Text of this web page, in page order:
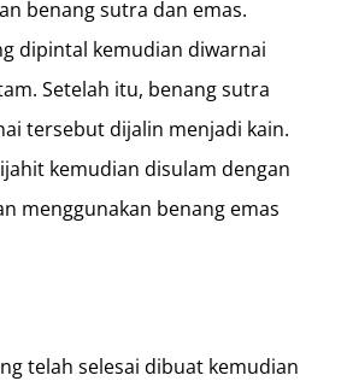
benang sutra dan emas.
dipintal kemudian diwarnai
Setelah itu, benang sutra
tersebut dijalin menjadi kain.
kemudian disulam dengan
menggunakan benang emas
telah selesai dibuat kemudian